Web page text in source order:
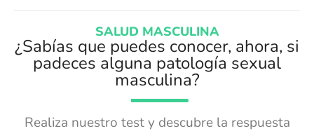
SALUD MASCULINA
¿Sabías que puedes conocer, ahora, si
padeces alguna patología sexual
masculina?
Realiza nuestro test y descubre la respuesta